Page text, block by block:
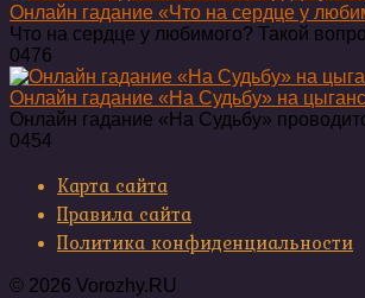
Онлайн гадание «Что на сердце у
Что на сердце у любимого? Такой
0476
Онлайн гадание «На Судьбу» на
Онлайн гадание «На Судьбу»
0454
Карта сайта
Правила сайта
Политика конфиденциальности
© 2026 Vorozhy.RU